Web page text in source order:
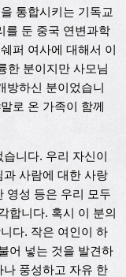
통합시키는 기독교
를 둔 중국 연변과학
퍼 여사에 대해서 이
한 분이지만 사모님
방하신 분이었습니
로 온 가족이 함께
니다. 우리 자신이
사람에 대한 사랑
영성 등은 우리 모두
합니다. 혹시 이 분의
다. 작은 여인이 하
어 넣는 것을 발견하
풍성하고 자유 한